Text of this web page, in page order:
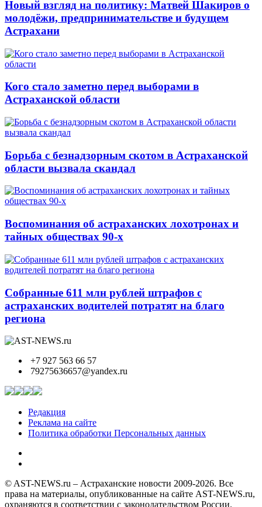
Новый взгляд на политику: Матвей Шакиров о
молодёжи, предпринимательстве и будущем
Астрахани
Кого стало заметно перед выборами в
Астраханской области
Борьба с безнадзорным скотом в Астраханской
области вызвала скандал
Воспоминания об астраханских лохотронах и
тайных обществах 90-х
Собранные 611 млн рублей штрафов с
астраханских водителей потратят на благо
региона
+7 927 563 66 57
79275636657@yandex.ru
Редакция
Реклама на сайте
Политика обработки Персональных данных
© AST-NEWS.ru – Астраханские новости 2009-2026. Все
права на материалы, опубликованные на сайте AST-NEWS.ru,
охраняются в соответствии с законодательством России.